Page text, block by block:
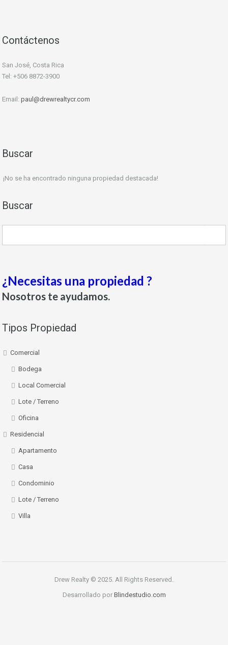
Contáctenos
San José, Costa Rica
Tel: +506 8872-3900
Email: paul@drewrealtycr.com
Buscar
¡No se ha encontrado ninguna propiedad destacada!
Buscar
¿Necesitas una propiedad ?
Nosotros te ayudamos.
Tipos Propiedad
Comercial
Bodega
Local Comercial
Lote / Terreno
Oficina
Residencial
Apartamento
Casa
Condominio
Lote / Terreno
Villa
Drew Realty © 2025. All Rights Reserved.
Desarrollado por Blindestudio.com